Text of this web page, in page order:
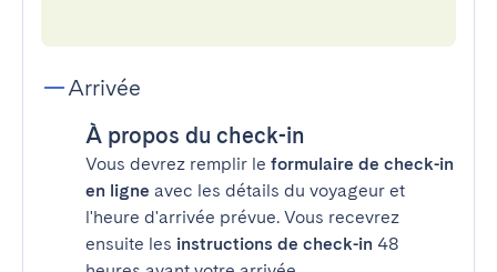
Arrivée
À propos du check-in
Vous devrez remplir le formulaire de check-in
en ligne avec les détails du voyageur et
l'heure d'arrivée prévue. Vous recevrez
ensuite les instructions de check-in 48